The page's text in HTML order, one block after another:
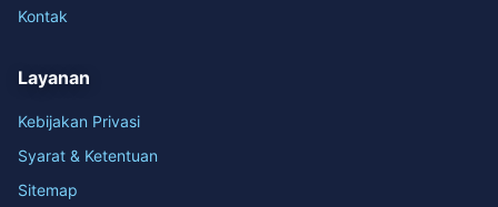
Kontak
Layanan
Kebijakan Privasi
Syarat & Ketentuan
Sitemap